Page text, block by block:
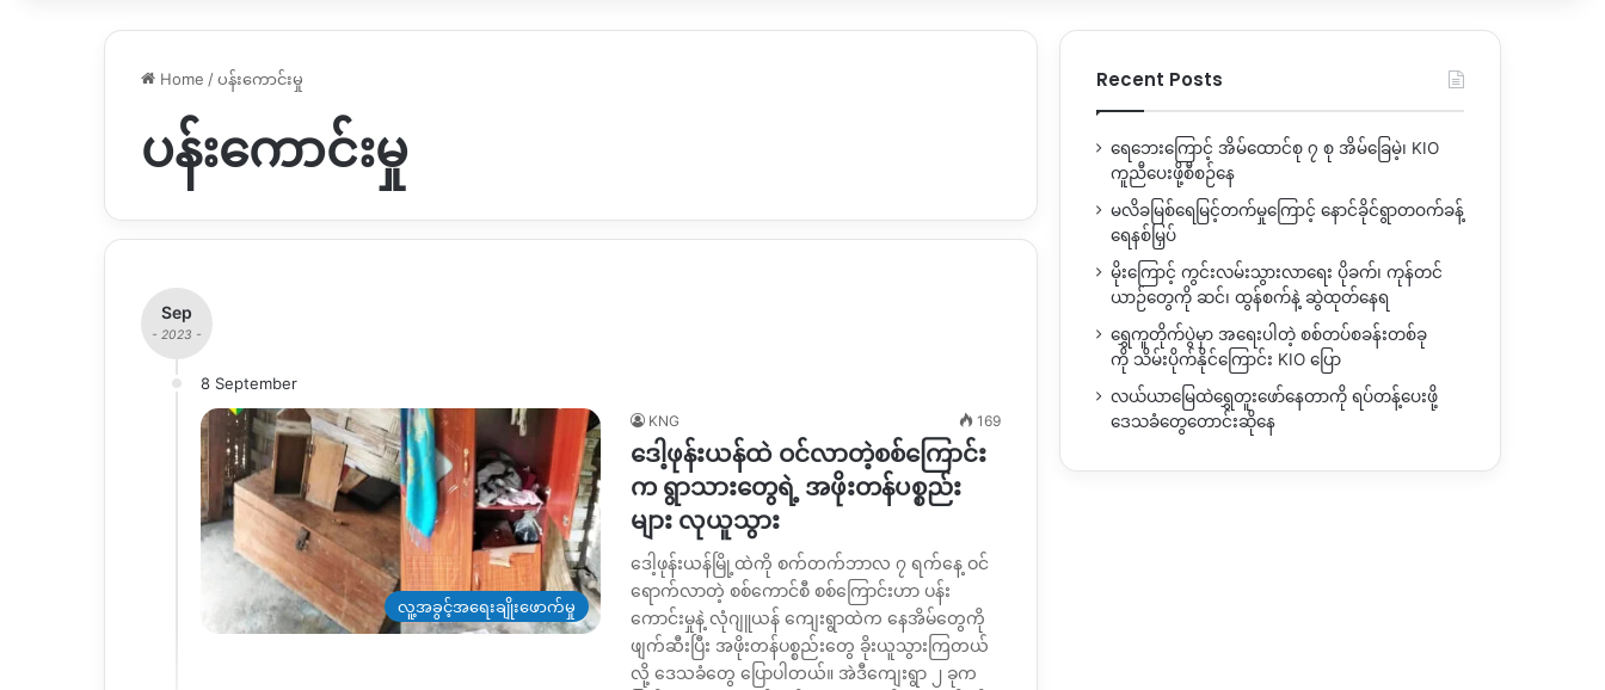
Home /ပန်းကောင်းမှု
ပန်းကောင်းမှု
Sep
- 2023 -
8 September
လူ့အခွင့်အရေးချိုးဖောက်မှု
KNG 169
ဒေါ့ဖုန်းယန်ထဲ ဝင်လာတဲ့စစ်ကြောင်း
က ရွာသားတွေရဲ့ အဖိုးတန်ပစ္စည်း
များ လုယူသွား
ဒေါ့ဖုန်းယန်မြို့ထဲကို စက်တက်ဘာလ ၇ ရက်နေ့ ဝင်
ရောက်လာတဲ့ စစ်ကောင်စီ စစ်ကြောင်းဟာ ပန်း
ကောင်းမှုနဲ့ လုံဂျူယန် ကျေးရွာထဲက နေအိမ်တွေကို
ဖျက်ဆီးပြီး အဖိုးတန်ပစ္စည်းတွေ ခိုးယူသွားကြတယ်
လို့ ဒေသခံတွေ ပြောပါတယ်။ အဲဒီကျေးရွာ ၂ ခုက
Recent Posts
ရေဘေးကြောင့် အိမ်ထောင်စု ၇ စု အိမ်ခြေမဲ့၊ KIO
ကူညီပေးဖို့စီစဉ်နေ
မလိခမြစ်ရေမြင့်တက်မှုကြောင့် နောင်ခိုင်ရွာတဝက်ခန့်
ရေနစ်မြှပ်
မိုးကြောင့် ကွင်းလမ်းသွားလာရေး ပိုခက်၊ ကုန်တင်
ယာဉ်တွေကို ဆင်၊ ထွန်စက်နဲ့ ဆွဲထုတ်နေရ
ရွှေကူတိုက်ပွဲမှာ အရေးပါတဲ့ စစ်တပ်စခန်းတစ်ခု
ကို သိမ်းပိုက်နိုင်ကြောင်း KIO ပြော
လယ်ယာမြေထဲရွှေတူးဖော်နေတာကို ရပ်တန့်ပေးဖို့
ဒေသခံတွေတောင်းဆိုနေ